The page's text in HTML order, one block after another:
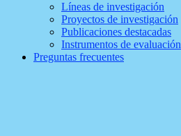
Líneas de investigación
Proyectos de investigación
Publicaciones destacadas
Instrumentos de evaluación
Preguntas frecuentes